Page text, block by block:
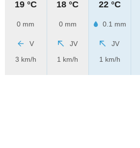
19 °C
0 mm
V
3 km/h
18 °C
0 mm
JV
1 km/h
22 °C
0.1 mm
JV
1 km/h